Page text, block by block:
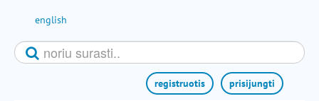
english
prisijungti
registruotis